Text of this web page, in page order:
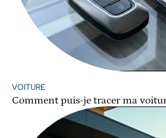
VOITURE
Comment puis-je tracer ma